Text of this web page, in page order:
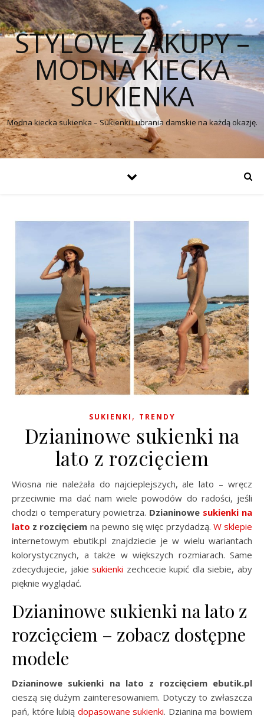
STYLOVE ZAKUPY –
MODNA KIECKA
SUKIENKA
Modna kiecka sukienka – Sukienki i ubrania damskie na każdą okazję.
SUKIENKI , TRENDY
Dzianinowe sukienki na
lato z rozcięciem
Wiosna nie należała do najcieplejszych, ale lato – wręcz
przeciwnie ma dać nam wiele powodów do radości, jeśli
chodzi o temperatury powietrza. Dzianinowe sukienki na
lato z rozcięciem na pewno się więc przydadzą. W sklepie
internetowym ebutik.pl znajdziecie je w wielu wariantach
kolorystycznych, a także w większych rozmiarach. Same
zdecydujecie, jakiesukienki zechcecie kupić dla siebie, aby
pięknie wyglądać.
Dzianinowe sukienki na lato z
rozcięciem – zobacz dostępne
modele
Dzianinowe sukienki na lato z rozcięciem ebutik.pl
cieszą się dużym zainteresowaniem. Dotyczy to zwłaszcza
pań, które lubią dopasowane sukienki. Dzianina ma bowiem